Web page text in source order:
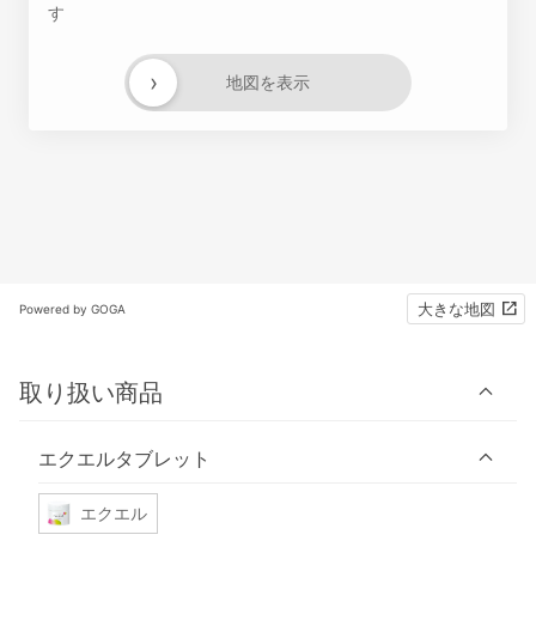
す
地図を表示
›
Powered by GOGA 大きな地図
取り扱い商品
エクエルタブレット
エクエル